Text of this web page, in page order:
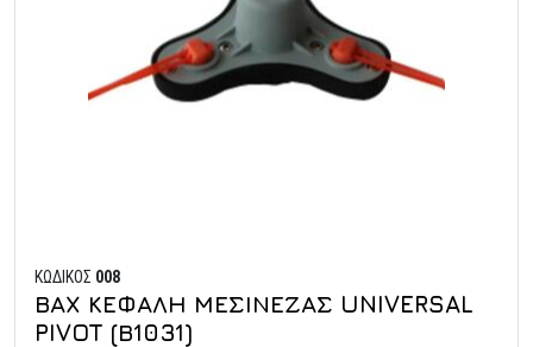
ΚΩΔΙΚΟΣ 008
ΒΑΧ ΚΕΦΑΛΗ ΜΕΣΙΝΕΖΑΣ UNIVERSAL
PIVOT (Β1031)